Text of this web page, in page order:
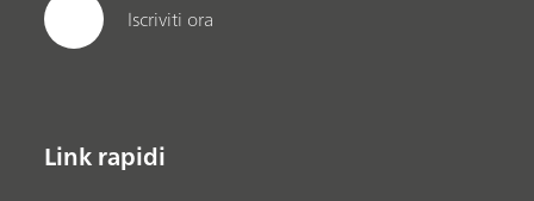
Iscriviti ora
Link rapidi